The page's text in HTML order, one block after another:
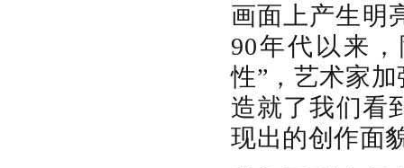
画面上产生明
90年代以来
性”，艺术家
造就了我们看
现出的创作面